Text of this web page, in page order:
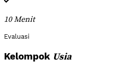
10 Menit
Evaluasi
Kelompok Usia